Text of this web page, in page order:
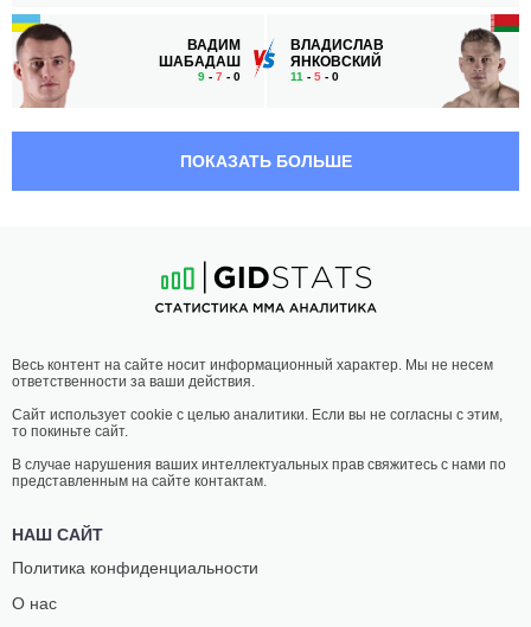
ВАДИМ
ШАБАДАШ
9 - 7 - 0
ВЛАДИСЛАВ
ЯНКОВСКИЙ
11 - 5 - 0
ЛЕШКО
16-6- 2
21:00 МСК
СРЕДНИЙ ВЕС 83.9 КГ
МАГОМЕДОВ
ПОКАЗАТЬ БОЛЬШЕ
Весь контент на сайте носит информационный характер. Мы не несем
ответственности за ваши действия.
Сайт использует cookie с целью аналитики. Если вы не согласны с этим,
то покиньте сайт.
В случае нарушения ваших интеллектуальных прав свяжитесь с нами по
представленным на сайте контактам.
НАШ САЙТ
Политика конфиденциальности
О нас